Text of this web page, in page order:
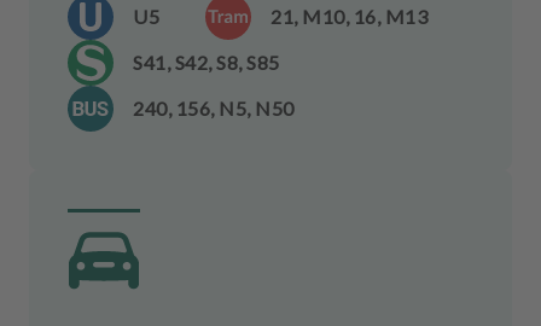
U5
21, M10, 16, M13
S41, S42, S8, S85
240, 156, N5, N50